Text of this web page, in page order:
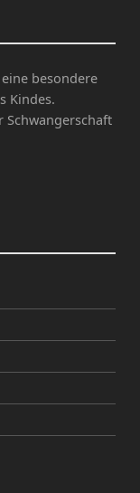
besondere
Kindes.
Schwangerschaft